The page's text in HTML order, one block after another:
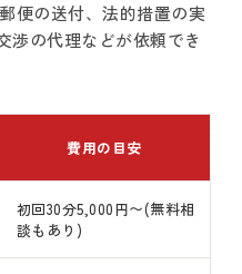
便の送付、法的措置の実
渉の代理などが依頼でき
費用の目安
初回30分5,000円〜(無料相
談もあり)